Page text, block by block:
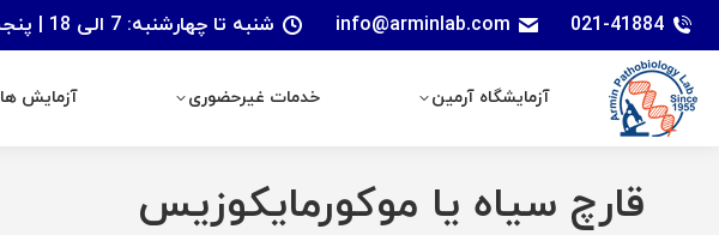
021-41884
info@arminlab.com شنبه تا چهارشنبه: 7 الی 18 | پنجشنبه: 7 الی 16 | جمعه تعطیل
آزمایشگاه آرمین خدمات غیرحضوری آزمایش ها
قارچ سیاه یا موکورمایکوزیس
آزمایشگاه آرمین خدمات غیرحضوری آزمایش ها